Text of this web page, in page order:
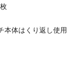
本体はくり返し使用